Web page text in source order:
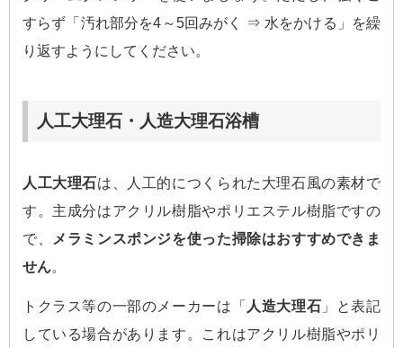
すらず「汚れ部分を4～5回みがく ⇒ 水をかける」を繰
り返すようにしてください。
人工大理石・人造大理石浴槽
人工大理石は、人工的につくられた大理石風の素材で
す。主成分はアクリル樹脂やポリエステル樹脂ですの
で、 メラミンスポンジを使った掃除はおすすめできま
せん。
トクラス等の一部のメーカーは「 人造大理石 」と表記
している場合があります。これはアクリル樹脂やポリ